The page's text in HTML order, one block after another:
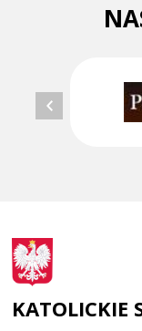
KATOLICKIE